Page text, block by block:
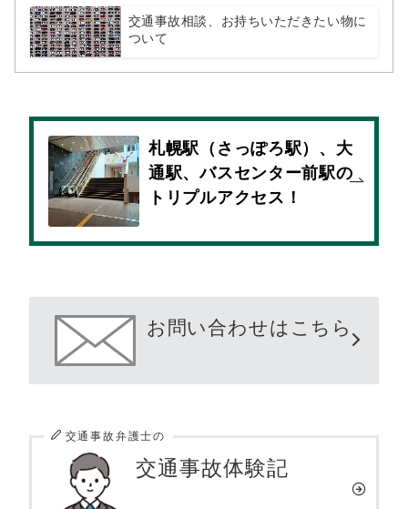
交通事故相談、お持ちいただきたい物に
ついて
札幌駅（さっぽろ駅）、大
通駅、バスセンター前駅の
トリプルアクセス！
お問い合わせはこちら
交通事故弁護士の
交通事故体験記